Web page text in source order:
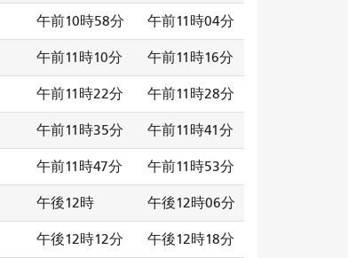
午前10時58分 午前11時04分
午前11時10分 午前11時16分
午前11時22分 午前11時28分
午前11時35分 午前11時41分
午前11時47分 午前11時53分
午後12時 午後12時06分
午後12時12分 午後12時18分